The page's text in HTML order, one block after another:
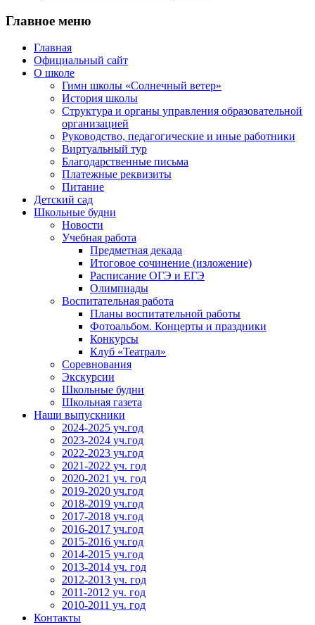
Главное меню
Главная
Официальный сайт
О школе
Гимн школы «Солнечный ветер»
История школы
Структура и органы управления образовательной
организацией
Руководство, педагогические и иные работники
Виртуальный тур
Благодарственные письма
Платежные реквизиты
Питание
Детский сад
Школьные будни
Новости
Учебная работа
Предметная декада
Итоговое сочинение (изложение)
Расписание ОГЭ и ЕГЭ
Олимпиады
Воспитательная работа
Планы воспитательной работы
Фотоальбом. Концерты и праздники
Конкурсы
Клуб «Театрал»
Соревнования
Экскурсии
Школьные будни
Школьная газета
Наши выпускники
2024-2025 уч.год
2023-2024 уч.год
2022-2023 уч.год
2021-2022 уч. год
2020-2021 уч. год
2019-2020 уч.год
2018-2019 уч.год
2017-2018 уч.год
2016-2017 уч.год
2015-2016 уч.год
2014-2015 уч.год
2013-2014 уч. год
2012-2013 уч. год
2011-2012 уч. год
2010-2011 уч. год
Контакты